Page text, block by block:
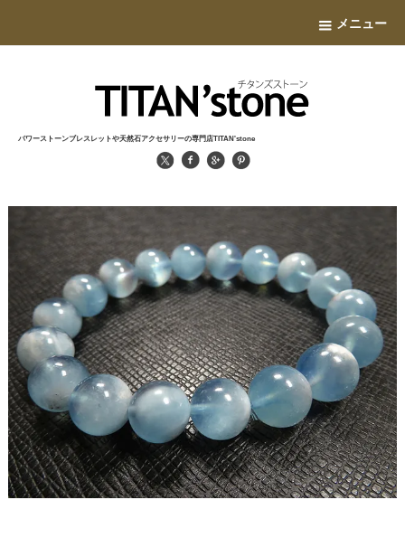
メニュー
パワーストーンブレスレットや天然石アクセサリーの専門店TITAN'stone